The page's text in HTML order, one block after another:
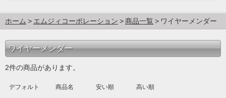
ホーム エムジィコーポレーション 商品一覧 ワイヤーメンダー
ワイヤーメンダー
2件の商品があります。
デフォルト 商品名 安い順 高い順